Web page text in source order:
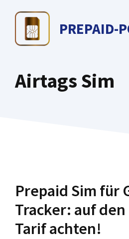
Inhalt
springen
PREPAID-
Airtags Sim
Prepaid Sim für
Tracker: auf
Tarif achten!